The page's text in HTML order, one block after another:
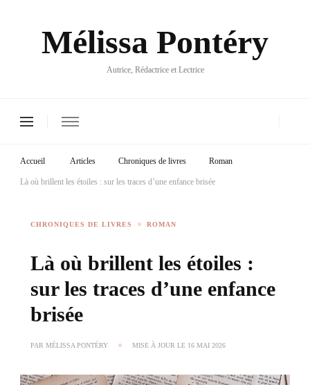
Mélissa Pontéry
Autrice, Rédactrice et Lectrice
Accueil Articles Chroniques de livres Roman
Là où brillent les étoiles : sur les traces d’une enfance brisée
CHRONIQUES DE LIVRES ROMAN
Là où brillent les étoiles :
sur les traces d’une enfance
brisée
PAR MÉLISSA PONTÉRY MISE À JOUR LE 16 MAI 2026